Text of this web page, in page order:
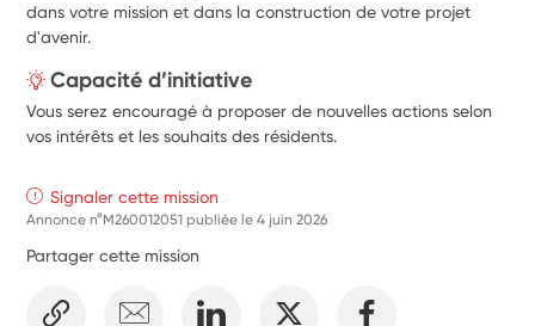
dans votre mission et dans la construction de votre projet
d'avenir.
Capacité d’initiative
Vous serez encouragé à proposer de nouvelles actions selon
vos intérêts et les souhaits des résidents.
Signaler cette mission
Annonce n°M260012051 publiée le4 juin 2026
Partager cette mission